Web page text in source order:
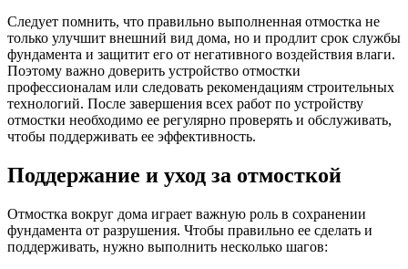
Следует помнить, что правильно выполненная отмостка не
только улучшит внешний вид дома, но и продлит срок службы
фундамента и защитит его от негативного воздействия влаги.
Поэтому важно доверить устройство отмостки
профессионалам или следовать рекомендациям строительных
технологий. После завершения всех работ по устройству
отмостки необходимо ее регулярно проверять и обслуживать,
чтобы поддерживать ее эффективность.
Поддержание и уход за отмосткой
Отмостка вокруг дома играет важную роль в сохранении
фундамента от разрушения. Чтобы правильно ее сделать и
поддерживать, нужно выполнить несколько шагов: